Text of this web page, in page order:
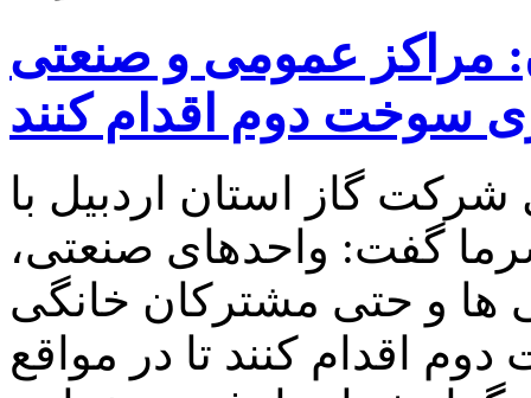
مراکز عمومی و صنعتی
سوخت دوم اقدام کنند
شرکت گاز استان اردبیل با
گفت: واحدهای صنعتی،
ها و حتی مشترکان خانگی
اقدام کنند تا در مواقع